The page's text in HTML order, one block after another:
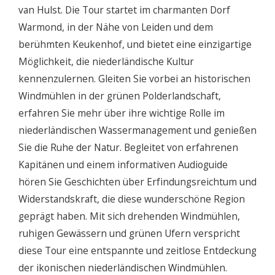
van Hulst. Die Tour startet im charmanten Dorf
Warmond, in der Nähe von Leiden und dem
berühmten Keukenhof, und bietet eine einzigartige
Möglichkeit, die niederländische Kultur
kennenzulernen. Gleiten Sie vorbei an historischen
Windmühlen in der grünen Polderlandschaft,
erfahren Sie mehr über ihre wichtige Rolle im
niederländischen Wassermanagement und genießen
Sie die Ruhe der Natur. Begleitet von erfahrenen
Kapitänen und einem informativen Audioguide
hören Sie Geschichten über Erfindungsreichtum und
Widerstandskraft, die diese wunderschöne Region
geprägt haben. Mit sich drehenden Windmühlen,
ruhigen Gewässern und grünen Ufern verspricht
diese Tour eine entspannte und zeitlose Entdeckung
der ikonischen niederländischen Windmühlen.